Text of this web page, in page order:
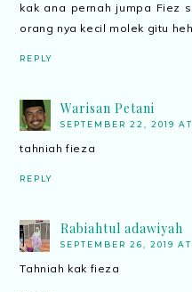
kak ana pernah jumpa Fiez
orang nya kecil molek gitu
REPLY
Warisan Petani
SEPTEMBER 22, 2019
tahniah fieza
REPLY
Rabiahtul adawiyah
SEPTEMBER 26, 2019
Tahniah kak fieza